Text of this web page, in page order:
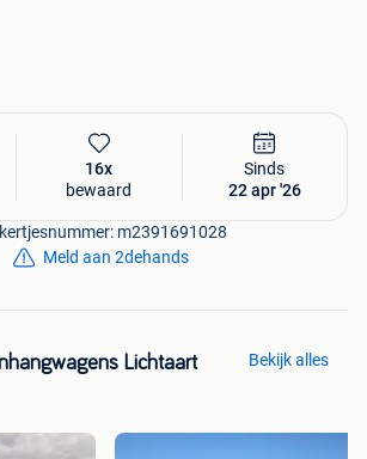
16x
bewaard
Sinds
22 apr '26
m2391691028
Meld aan 2dehands
Lichtaart Bekijk alles